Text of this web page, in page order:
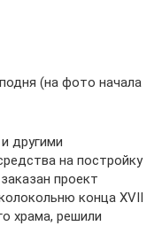
(на фото начала
другими
на постройку
проект
конца ХVII
храма, решили